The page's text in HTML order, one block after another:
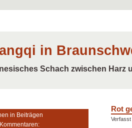
in
Schach zwischen Harz
in Beiträgen
Rot
Verfasst